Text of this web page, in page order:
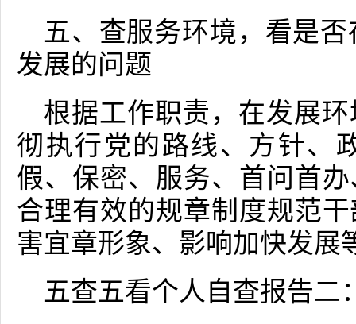
五、查服务环境，看是
发展的问题
根据工作职责，在发展
彻执行党的路线、方针、
假、保密、服务、首问首
合理有效的规章制度规范
害宜章形象、影响加快发展
五查五看个人自查报告二